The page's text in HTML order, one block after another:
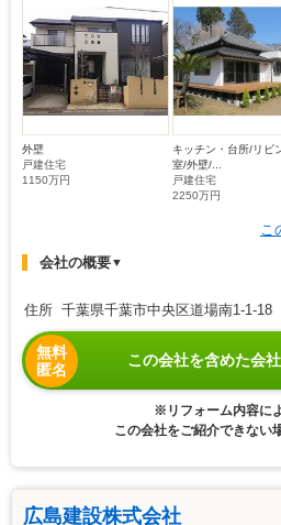
外壁
戸建住宅
1150万円
キッチン・台所/リビ
室/外壁/...
戸建住宅
2250万円
こ
会社の概要▼
住所 千葉県千葉市中央区道場南1-1-18
無料
匿名
この会社を含めた会
※リフォーム内容に
この会社をご紹介できない
広島建設株式会社